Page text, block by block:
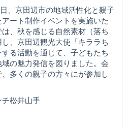
、京田辺市の地域活性化と親子
ート制作イベントを実施いた
、秋を感じる自然素材（落ち
、京田辺観光大使「キララち
る活動を通じて、子どもたち
の魅力発信を図りました。会
多くの親子の方々にが参加し
チ松井山手